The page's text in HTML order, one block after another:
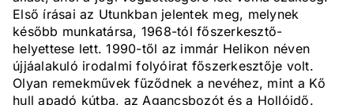
Első írásai az Utunkban jelentek meg, melynek
később munkatársa, 1968-tól főszerkesztő-
helyettese lett. 1990-től az immár Helikon néven
újjáalakuló irodalmi folyóirat főszerkesztője volt.
Olyan remekművek fűződnek a nevéhez, mint a Kő
hull apadó kútba, az Agancsbozót és a Hollóidő.